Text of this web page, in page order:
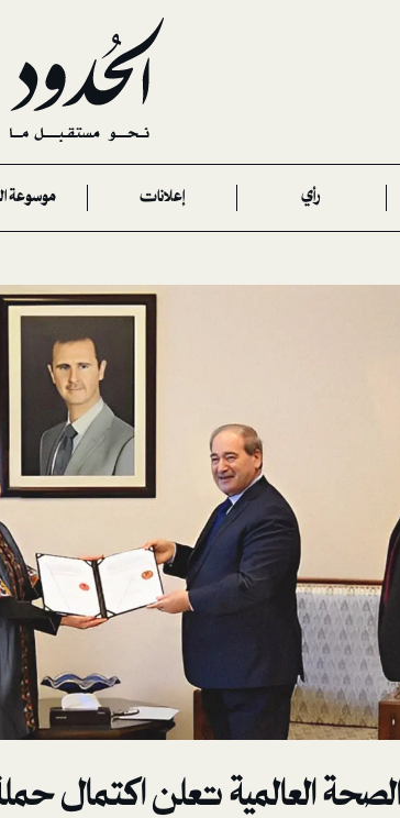
رأي إعلانات موسوعة
العالمية تعلن اكتمال